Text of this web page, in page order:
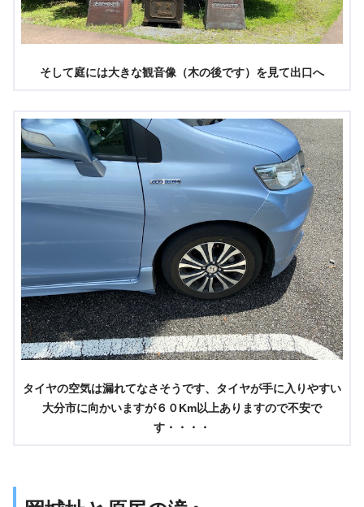
そして庭には大きな観音像（木の後です）を見て出口へ
タイヤの空気は漏れてなさそうです、タイヤが手に入りやすい
大分市に向かいますが６０Km以上ありますので不安で
す・・・・